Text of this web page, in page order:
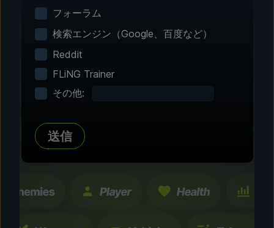
エクスペリエンスをカス
数百にも及ぶコミュニティテスト済みの強化およ
び機能を探索。すべての変更は一時的なもので、
フォーラム
検索エンジン（Google、百度など）
Reddit
FLiNG Trainer
その他:
送信